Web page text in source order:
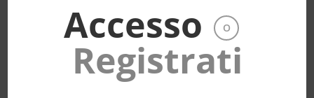
Accesso O
Registrati